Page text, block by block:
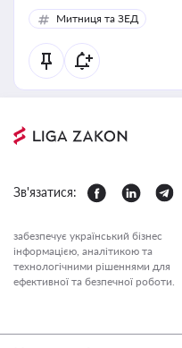
Митниця та ЗЕД
Зв'язатися:
забезпечує український бізнес
інформацією, аналітикою та
технологічними рішеннями для
ефективної та безпечної роботи.